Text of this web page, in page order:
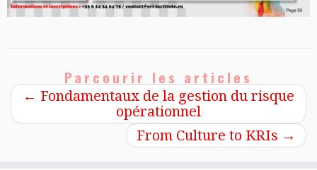
Parcourir les articles
← Fondamentaux de la gestion du risque
opérationnel
From Culture to KRIs →